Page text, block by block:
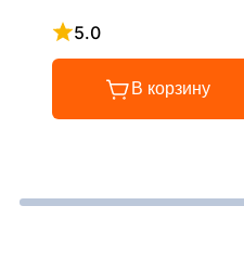
5.0
Рейтинг 5 из 5
В корзину